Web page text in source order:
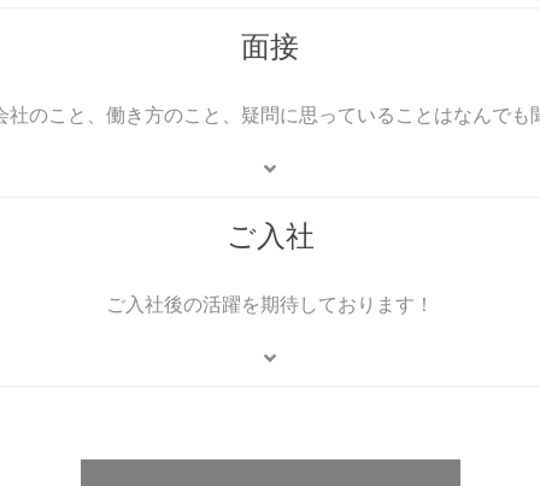
面接
のこと、働き方のこと、疑問に思っていることはなんでも
ご入社
ご入社後の活躍を期待しております！